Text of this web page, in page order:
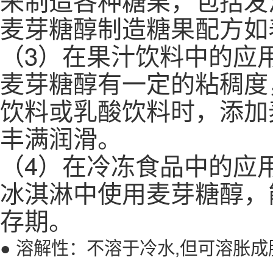
麦芽糖醇制造糖果配方
（3）在果汁饮料中的应
麦芽糖醇有一定的粘稠
饮料或乳酸饮料时，添
丰满润滑。
（4）在冷冻食品中的应
冰淇淋中使用麦芽糖醇
存期。
● 溶解性：不溶于冷水,但可溶胀